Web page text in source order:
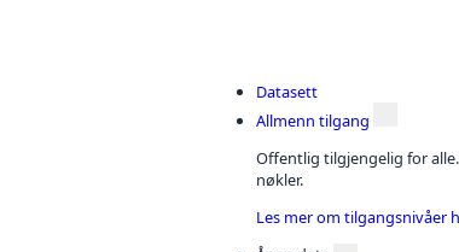
Datasett
Allmenn tilgang
Offentlig tilgjengelig for
nøkler.
Les mer om tilgangsnivåer